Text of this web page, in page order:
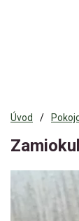
Úvod